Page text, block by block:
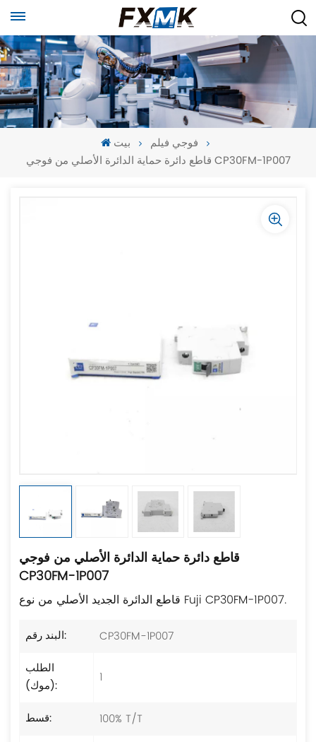
بيت
فوجي فيلم
قاطع دائرة حماية الدائرة الأصلي من فوجي CP30FM-1P007
قاطع دائرة حماية الدائرة الأصلي من فوجي
CP30FM-1P007
قاطع الدائرة الجديد الأصلي من نوع Fuji CP30FM-1P007.
البند رقم:
CP30FM-1P007
الطلب
(موك):
1
قسط:
100% T/T